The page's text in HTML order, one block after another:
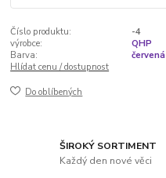
Číslo produktu:
-4
výrobce:
QHP
Barva:
červená
Hlídat cenu / dostupnost
Do oblíbených
ŠIROKÝ SORTIMENT
Každý den nové věci